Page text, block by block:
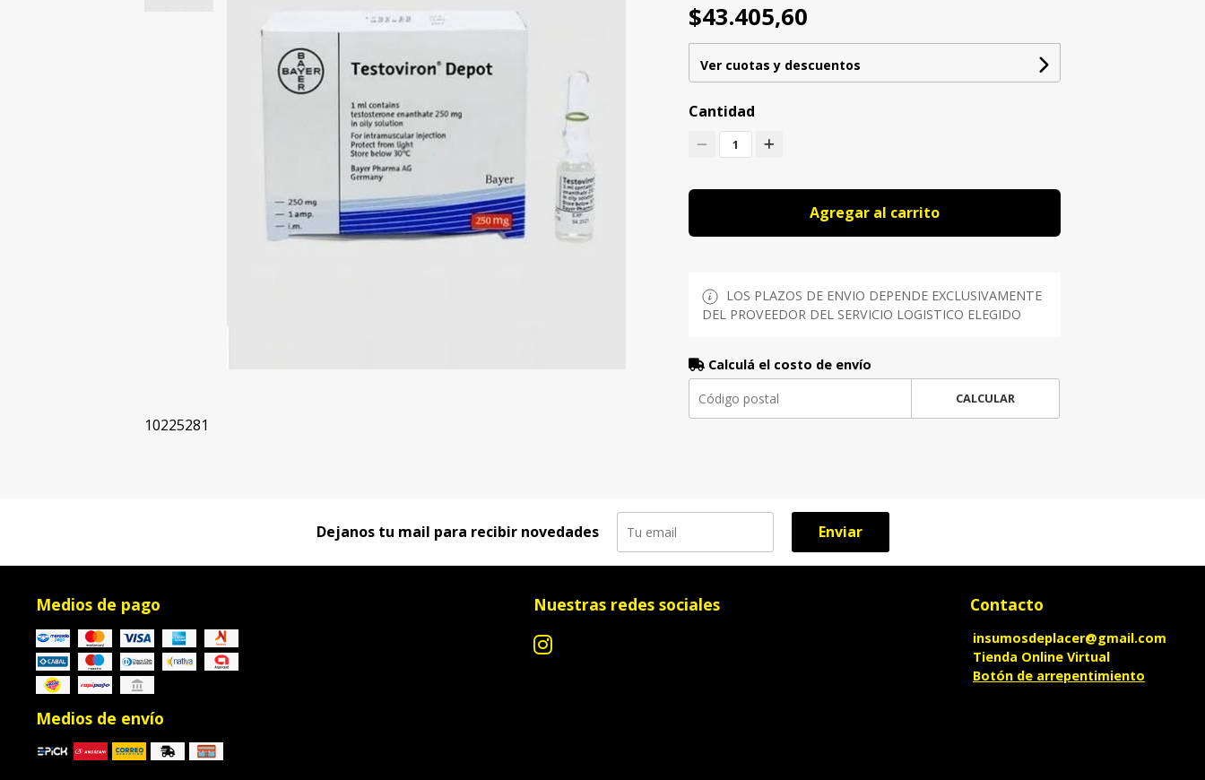
10225281
$43.405,60
Ver cuotas y descuentos
Cantidad
1
Agregar al carrito
LOS PLAZOS DE ENVIO DEPENDE EXCLUSIVAMENTE
DEL PROVEEDOR DEL SERVICIO LOGISTICO ELEGIDO
Calculá el costo de envío
CALCULAR
Dejanos tu mail para recibir novedades Enviar
Medios de pago
Medios de envío
Nuestras redes sociales Contacto
insumosdeplacer@gmail.com
Tienda Online Virtual
Botón de arrepentimiento